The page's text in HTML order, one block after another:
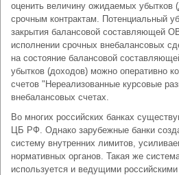
оценить величину ожидаемых убытков
срочным контрактам. Потенциальный
закрытия балансовой составляющей
исполнении срочных внебалансовых
на состояние балансовой
убытков (доходов) можно оперативно
счетов "Нереализованные курсовые
внебалансовых счетах.
Во многих российских банках
ЦБ РФ. Однако зарубежные банки
систему внутренних лимитов,
нормативных органов. Такая же
используется и ведущими